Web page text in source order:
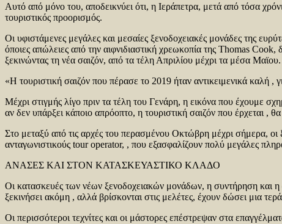
Αυτό από μόνο του, αποδεικνύει ότι, η Ιεράπετρα, μετά από τόσα
τουριστικός προορισμός.
Οι υφιστάμενες μεγάλες και μεσαίες ξενοδοχειακές μονάδες της
όποιες απώλειες από την αιφνιδιαστική χρεωκοπία της Thomas Cook,
ξεκινώντας τη νέα σαιζόν, από τα τέλη Απριλίου μέχρι τα μέσα Μαϊου.
«Η τουριστική σαιζόν που πέρασε το 2019 ήταν αντικειμενικά καλή
Μέχρι στιγμής λίγο πριν τα τέλη του Γενάρη, η εικόνα που έχουμε
αν δεν υπάρξει κάποιο απρόοπτο, η τουριστική σαιζόν που έρχεται ,
Στο μεταξύ από τις αρχές του περασμένου Οκτώβρη μέχρι σήμερα,
ανταγωνιστικούς tour operator, , που εξασφαλίζουν πολύ μεγάλες
ΑΝΑΣΕΣ ΚΑΙ ΣΤΟΝ ΚΑΤΑΣΚΕΥΑΣΤΙΚΟ ΚΛΑΔΟ
Οι κατασκευές των νέων ξενοδοχειακών μονάδων, η συντήρηση και η
ξεκινήσει ακόμη , αλλά βρίσκονται στις μελέτες, έχουν δώσει μια
Οι περισσότεροι τεχνίτες και οι μάστορες επέστρεψαν στα